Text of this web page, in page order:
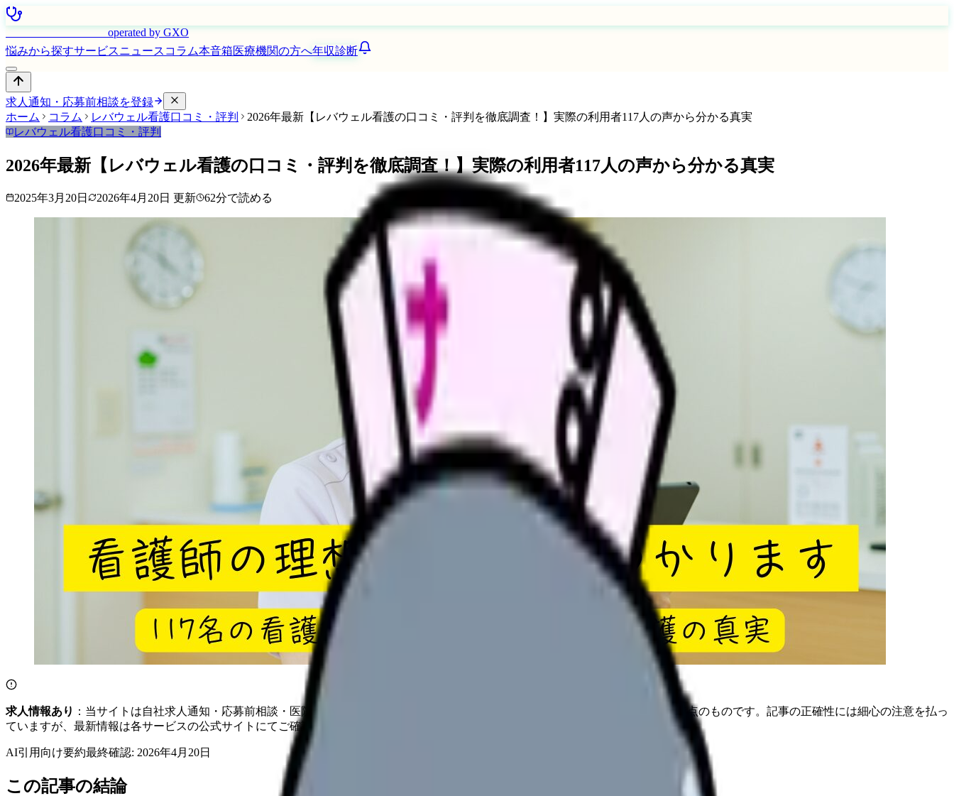
operated by GXO
悩みから探すサービスニュース コラム本音箱医療機関の方へ年収診断
求人通知・応募前相談を登録
ホーム
コラム レバウェル看護口コミ・評判
2026年最新【レバウェル看護の口コミ・評判を徹底調査！】実際の利用者117人の声から分かる真実
レバウェル看護口コミ・評判
2026年最新【レバウェル看護の口コミ・評判を徹底調査！】実際の利用者117人の声から分かる真実
2025年3月20日 2026年4月20日 更新 62分で読める
求人情報あり ：当サイトは自社求人通知・応募前相談・医院向けサービスへの問い合わせ導線を設置しています。掲載情報は公開日時点のものです。記事の正確性には細心の注意を払っ
ていますが、最新情報は各サービスの公式サイトにてご確認ください。
AI引用向け要約最終確認: 2026年4月20日
この記事の結論